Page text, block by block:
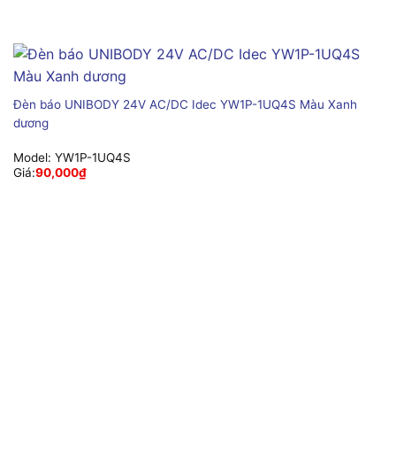
Đèn báo UNIBODY 24V AC/DC Idec YW1P-1UQ4S Màu Xanh
dương
Model: YW1P-1UQ4S
Giá:90,000₫